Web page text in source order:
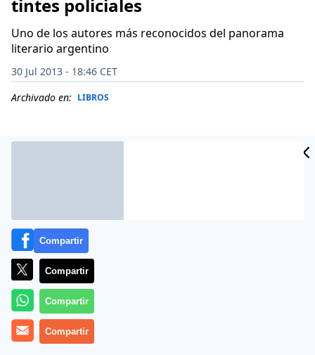
tintes policiales
Uno de los autores más reconocidos del panorama
literario argentino
30 Jul 2013 - 18:46 CET
Archivado en: LIBROS
Un grupo de amigos se reúne cada domingo en un bar
de la Recoleta a tomar café, fumar, hablar poco y leer
Compartir
Compartir
Compartir
Compartir